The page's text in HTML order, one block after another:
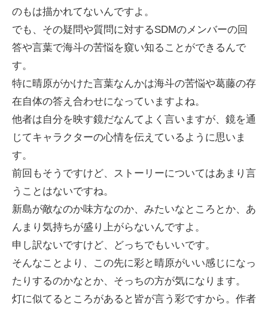
のもは描かれてないんですよ。
でも、その疑問や質問に対するSDMのメンバーの回
答や言葉で海斗の苦悩を窺い知ることができるんで
す。
特に晴原がかけた言葉なんかは海斗の苦悩や葛藤の存
在自体の答え合わせになっていますよね。
他者は自分を映す鏡だなんてよく言いますが、鏡を通
じてキャラクターの心情を伝えているように思いま
す。
前回もそうですけど、ストーリーについてはあまり言
うことはないですね。
新島が敵なのか味方なのか、みたいなところとか、あ
んまり気持ちが盛り上がらないんですよ。
申し訳ないですけど、どっちでもいいです。
そんなことより、この先に彩と晴原がいい感じになっ
たりするのかなとか、そっちの方が気になります。
灯に似てるところがあると皆が言う彩ですから。作者